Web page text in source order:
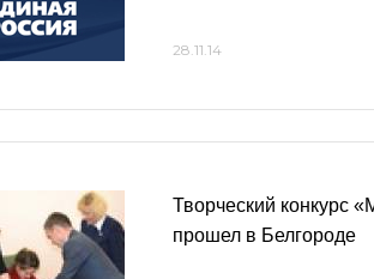
28.11.14
Творческий конкурс
прошел в Белгороде